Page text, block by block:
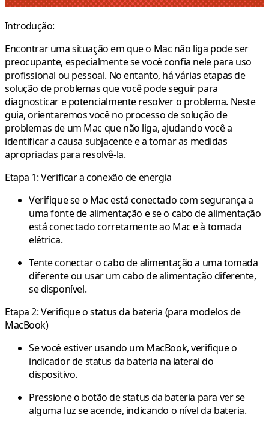
Introdução:
Encontrar uma situação em que o Mac não liga pode ser
preocupante, especialmente se você confia nele para uso
profissional ou pessoal. No entanto, há várias etapas de
solução de problemas que você pode seguir para
diagnosticar e potencialmente resolver o problema. Neste
guia, orientaremos você no processo de solução de
problemas de um Mac que não liga, ajudando você a
identificar a causa subjacente e a tomar as medidas
apropriadas para resolvê-la.
Etapa 1: Verificar a conexão de energia
Verifique se o Mac está conectado com segurança a
uma fonte de alimentação e se o cabo de alimentação
está conectado corretamente ao Mac e à tomada
elétrica.
Tente conectar o cabo de alimentação a uma tomada
diferente ou usar um cabo de alimentação diferente,
se disponível.
Etapa 2: Verifique o status da bateria (para modelos de
MacBook)
Se você estiver usando um MacBook, verifique o
indicador de status da bateria na lateral do
dispositivo.
Pressione o botão de status da bateria para ver se
alguma luz se acende, indicando o nível da bateria.